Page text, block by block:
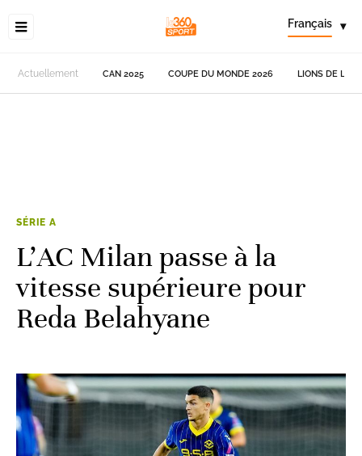
Français ▾
Actuellement CAN 2025 COUPE DU MONDE 2026 LIONS DE
SÉRIE A
L’AC Milan passe à la
vitesse supérieure pour
Reda Belahyane